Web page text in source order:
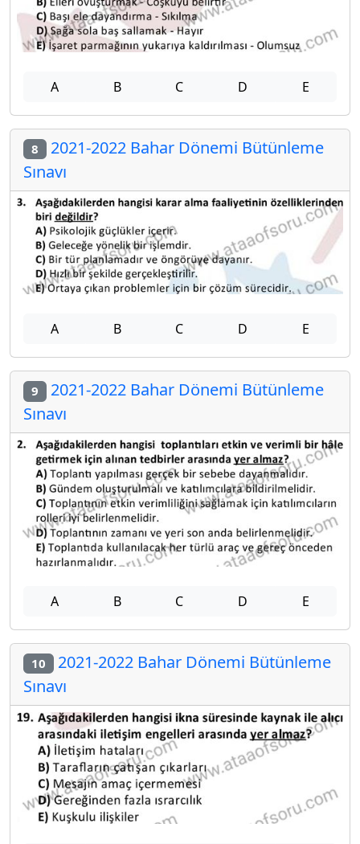
A B C D E
8 2021-2022 Bahar Dönemi Bütünleme
Sınavı
A B C D E
9 2021-2022 Bahar Dönemi Bütünleme
Sınavı
A B C D E
10 2021-2022 Bahar Dönemi Bütünleme
Sınavı